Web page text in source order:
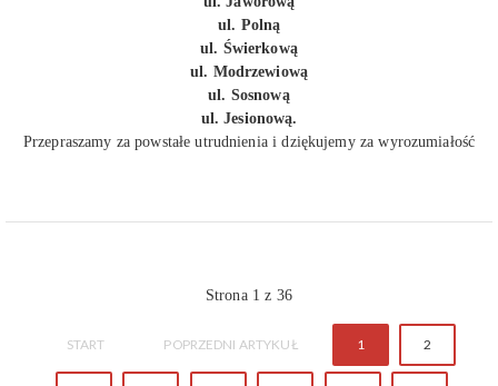
ul. Polną
ul. Świerkową
ul. Modrzewiową
ul. Sosnową
ul. Jesionową.
Przepraszamy za powstałe utrudnienia i dziękujemy za wyrozumiałość
Strona 1 z 36
START POPRZEDNI ARTYKUŁ 1 2